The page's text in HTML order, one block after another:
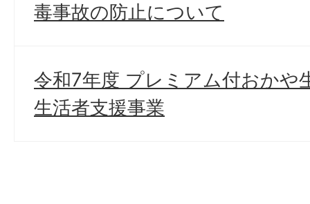
毒事故の防止について
令和7年度 プレミアム付おかや
生活者支援事業